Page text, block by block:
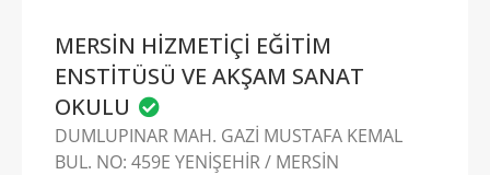
MERSİN HİZMETİÇİ EĞİTİM
ENSTİTÜSÜ VE AKŞAM SANAT
OKULU
DUMLUPINAR MAH. GAZİ MUSTAFA KEMAL
BUL. NO: 459E YENİŞEHİR / MERSİN